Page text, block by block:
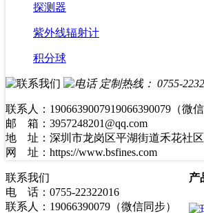
探测器
紫外线辐射计
积分球
定制热线： 0755-
联系人：1906639007919066390079（微信
邮 箱：3957248201@qq.com
地 址：深圳市龙岗区平湖街道禾花社区
网 址：https://www.bsfines.com
产
联系我们
电 话：0755-22322016
联系人：19066390079（微信同步）